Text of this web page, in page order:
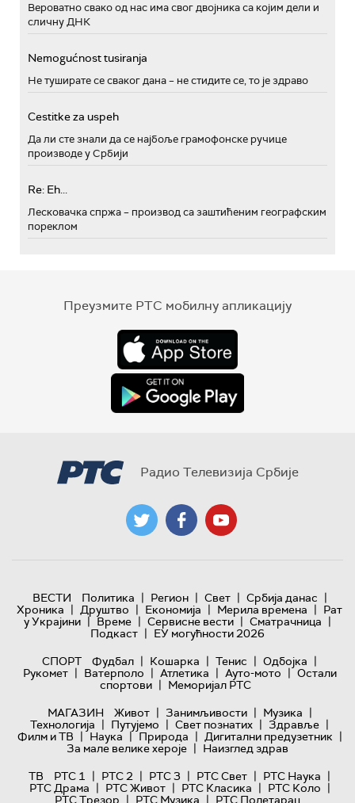
Вероватно свако од нас има свог двојника са којим дели и
сличну ДНК
Nemogućnost tusiranja
Не туширате се сваког дана – не стидите се, то је здраво
Cestitke za uspeh
Да ли сте знали да се најбоље грамофонске ручице
производе у Србији
Re: Eh...
Лесковачка спржа – производ са заштићеним географским
пореклом
Преузмите РТС мобилну апликацију
Радио Телевизија Србије
ВЕСТИ Политика | Регион | Свет | Србија данас |
Хроника | Друштво | Економија | Мерила времена | Рат
у Украјини | Време | Сервисне вести | Сматрачница |
Подкаст | ЕУ могућности 2026
СПОРТ
Фудбал | Кошарка | Тенис | Одбојка |
Рукомет | Ватерполо | Атлетика | Ауто-мото | Остали
спортови | Меморијал РТС
МАГАЗИН
Живот | Занимљивости | Музика |
Технологијa | Путујемо | Свет познатих | Здравље |
Филм и ТВ | Наука | Природа | Дигитални предузетник |
За мале велике хероје | Наизглед здрав
ТВ
РТС 1 | РТС 2 | РТС 3 | РТС Свет | РТС Наука |
РТС Драма | РТС Живот | РТС Класика | РТС Коло |
РТС Трезор | РТС Музика | РТС Полетарац